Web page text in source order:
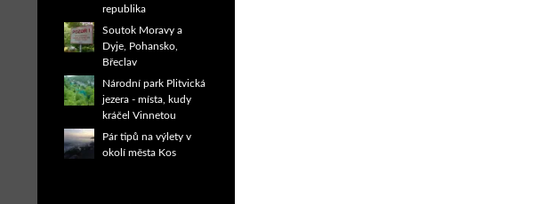
republika
Soutok Moravy a
Dyje, Pohansko,
Břeclav
Národní park Plitvická
jezera - místa, kudy
kráčel Vinnetou
Pár tipů na výlety v
okolí města Kos